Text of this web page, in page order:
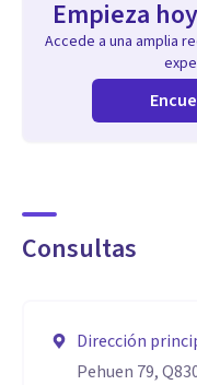
Empieza
Accede a una amplia
Consultas
Dirección
Pehuen 79,